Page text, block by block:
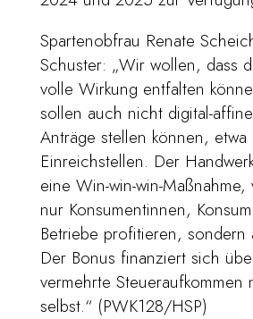
Spartenobfrau Renate
Schuster: „Wir wollen, dass
volle Wirkung entfalten
sollen auch nicht digital-
Anträge stellen können, etwa
Einreichstellen. Der
eine Win-win-win-
nur Konsumentinnen,
Betriebe profitieren, sondern
Der Bonus finanziert sich
vermehrte Steueraufkommen
selbst.“ (PWK128/HSP)